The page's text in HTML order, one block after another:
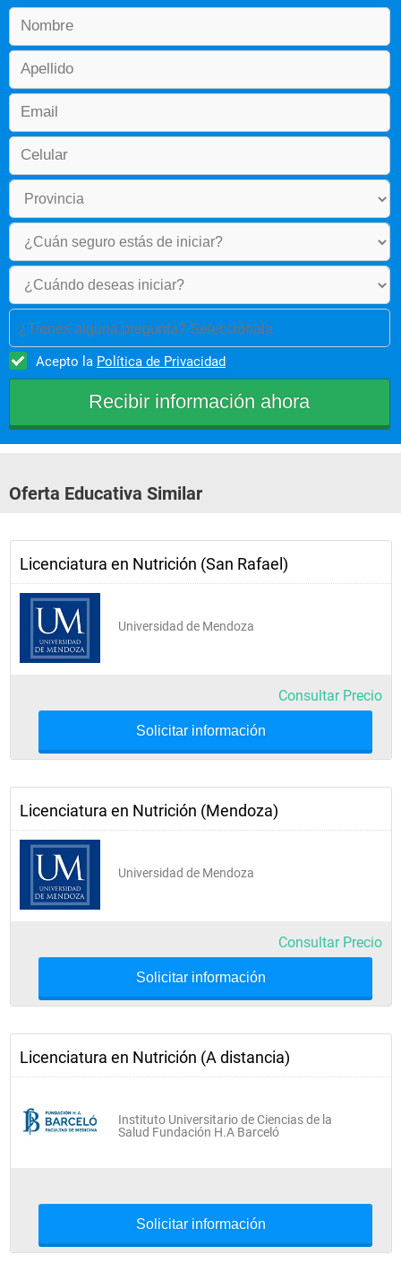
¿Tienes alguna pregunta? Selecciónala
Acepto la Política de Privacidad
Oferta Educativa Similar
Licenciatura en Nutrición (San Rafael)
Universidad de Mendoza
Consultar Precio
Solicitar información
Licenciatura en Nutrición (Mendoza)
Universidad de Mendoza
Consultar Precio
Solicitar información
Licenciatura en Nutrición (A distancia)
Instituto Universitario de Ciencias de la
Salud Fundación H.A Barceló
Solicitar información